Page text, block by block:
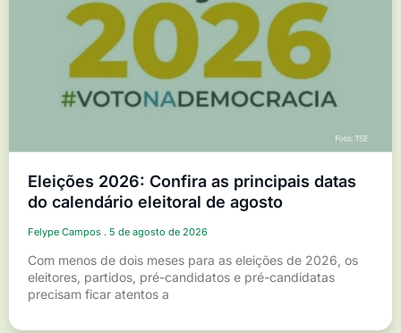
Eleições 2026: Confira as principais datas
do calendário eleitoral de agosto
Felype Campos 5 de agosto de 2026
Com menos de dois meses para as eleições de 2026, os
eleitores, partidos, pré-candidatos e pré-candidatas
precisam ficar atentos a